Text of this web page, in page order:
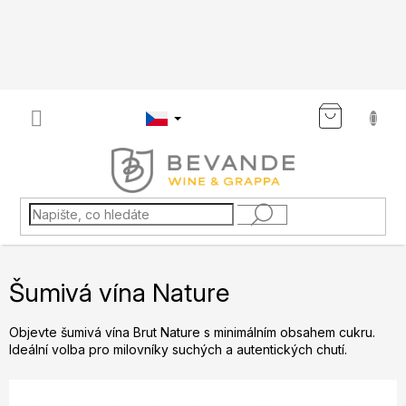
Šumivá vína Nature
Objevte šumivá vína Brut Nature s minimálním obsahem cukru.
Ideální volba pro milovníky suchých a autentických chutí.